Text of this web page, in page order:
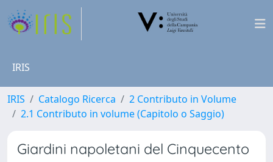
IRIS
IRIS Catalogo Ricerca
2 Contributo in Volume
2.1 Contributo in volume (Capitolo o Saggio)
Giardini napoletani del Cinquecento